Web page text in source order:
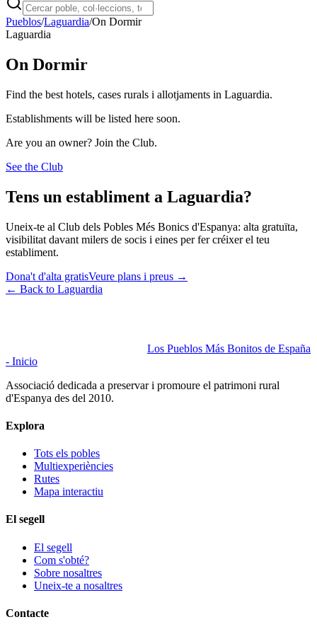
Pueblos/Laguardia/On Dormir
Laguardia
On Dormir
Find the best hotels, cases rurals i allotjaments in Laguardia.
Establishments will be listed here soon.
Are you an owner? Join the Club.
See the Club
Tens un establiment a Laguardia?
Uneix-te al Club dels Pobles Més Bonics d'Espanya: alta gratuïta,
visibilitat davant milers de socis i eines per fer créixer el teu
establiment.
Dona't d'alta gratisVeure plans i preus →
← Back to Laguardia
Los Pueblos Más Bonitos de España
- Inicio
Associació dedicada a preservar i promoure el patrimoni rural
d'Espanya des del 2010.
Explora
Tots els pobles
Multiexperiències
Rutes
Mapa interactiu
El segell
El segell
Com s'obté?
Sobre nosaltres
Uneix-te a nosaltres
Contacte